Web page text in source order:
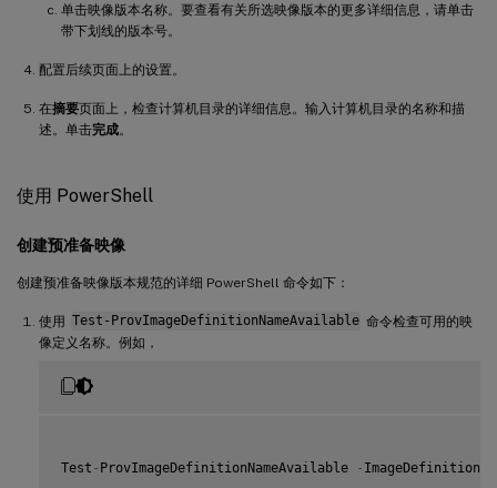
单击映像版本名称。要查看有关所选映像版本的更多详细信息，请单击
带下划线的版本号。
配置后续页面上的设置。
在摘要页面上，检查计算机目录的详细信息。输入计算机目录的名称和描
述。单击完成。
使用 PowerShell
创建预准备映像
创建预准备映像版本规范的详细 PowerShell 命令如下：
使用 Test-ProvImageDefinitionNameAvailable 命令检查可用的映
像定义名称。例如，
Test - ProvImageDefinitionNameAvailable -